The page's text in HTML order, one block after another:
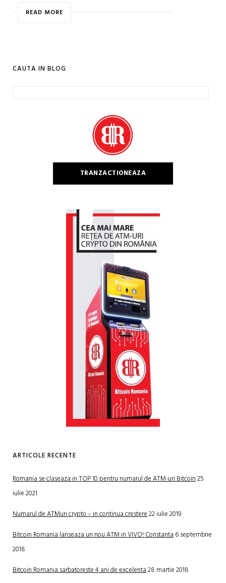
READ MORE
CAUTA IN BLOG
TRANZACTIONEAZA
ARTICOLE RECENTE
Romania se claseaza in TOP 10 pentru numarul de ATM-uri Bitcoin25
iulie 2021
Numarul de ATMuri crypto – in continua crestere22 iulie 2019
Bitcoin Romania lanseaza un nou ATM in VIVO! Constanta6 septembrie
2018
Bitcoin Romania sarbatoreste 4 ani de excelenta28 martie 2018